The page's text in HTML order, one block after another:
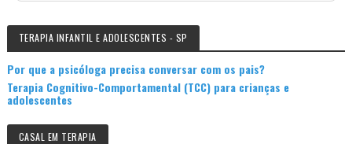
TERAPIA INFANTIL E ADOLESCENTES - SP
Por que a psicóloga precisa conversar com os pais?
Terapia Cognitivo-Comportamental (TCC) para crianças e
adolescentes
CASAL EM TERAPIA